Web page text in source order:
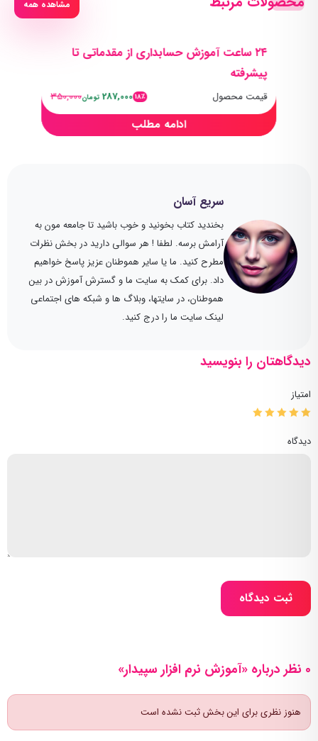
سریع آسان
بخندید کتاب بخونید و خوب باشید تا جامعه مون به
آرامش برسه. لطفا ! هر سوالی دارید در بخش نظرات
مطرح کنید. ما یا سایر هموطنان عزیز پاسخ خواهیم
داد. برای کمک به سایت ما و گسترش آموزش در بین
هموطنان، در سایتها، وبلاگ ها و شبکه های اجتماعی
لینک سایت ما را درج کنید.
مشاهده همه
۲۴ ساعت آموزش حسابداری از مقدماتی تا
پیشرفته
قیمت محصول 18٪ 287,000 تومان350,000
ادامه مطلب
دیدگاهتان را بنویسید
امتیاز
دیدگاه
ثبت دیدگاه
0 نظر درباره «آموزش نرم افزار سپیدار»
هنوز نظری برای این بخش ثبت نشده است